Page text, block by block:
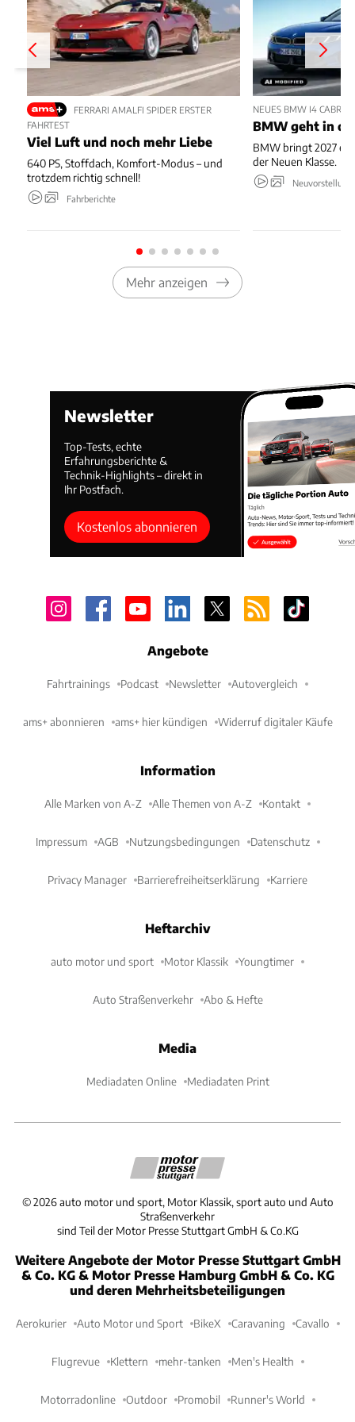
FERRARI AMALFI SPIDER ERSTER
FAHRTEST
Viel Luft und noch mehr Liebe
640 PS, Stoffdach, Komfort-Modus – und
trotzdem richtig schnell!
Fahrberichte
NEUES BMW I4 CABRIO
BMW geht in
BMW bringt 2027
der Neuen Klasse.
Mehr anzeigen
Newsletter
Top-Tests, echte
Erfahrungsberichte &
Technik-Highlights – direkt in
Ihr Postfach.
Kostenlos abonnieren
Angebote
Fahrtrainings Podcast Newsletter Autovergleich
ams+ abonnieren ams+ hier kündigen Widerruf digitaler Käufe
Information
Alle Marken von A-Z Alle Themen von A-Z Kontakt
Impressum AGB Nutzungsbedingungen Datenschutz
Privacy Manager Barrierefreiheitserklärung Karriere
Heftarchiv
auto motor und sport Motor Klassik Youngtimer
Auto Straßenverkehr Abo & Hefte
Media
Mediadaten Online Mediadaten Print
©2026 auto motor und sport, Motor Klassik, sport auto und Auto
Straßenverkehr
sind Teil der Motor Presse Stuttgart GmbH & Co.KG
Weitere Angebote der Motor Presse Stuttgart GmbH
& Co. KG & Motor Presse Hamburg GmbH & Co. KG
und deren Mehrheitsbeteiligungen
Aerokurier Auto Motor und Sport BikeX Caravaning Cavallo
Flugrevue Klettern mehr-tanken Men's Health
Motorradonline Outdoor Promobil Runner's World